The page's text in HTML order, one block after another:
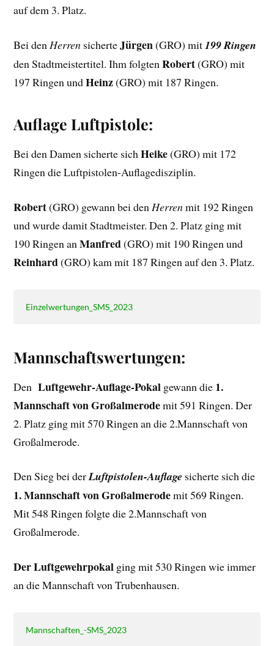
auf dem 3. Platz.
Bei den Herren sicherteJürgen(GRO) mit199 Ringen
den Stadtmeistertitel. Ihm folgtenRobert(GRO) mit
197 Ringen undHeinz(GRO) mit 187 Ringen.
Auflage Luftpistole:
Bei den Damen sicherte sichHeike(GRO) mit 172
Ringen die Luftpistolen-Auflagedisziplin.
Robert(GRO) gewann bei den Herrenmit 192 Ringen
und wurde damit Stadtmeister. Den 2. Platz ging mit
190 Ringen anManfred(GRO) mit 190 Ringen und
Reinhard(GRO) kam mit 187 Ringen auf den 3. Platz.
Einzelwertungen_SMS_2023
Mannschaftswertungen:
DenLuftgewehr-Auflage-Pokal gewann die 1.
Mannschaft von Großalmerodemit 591 Ringen. Der
2. Platz ging mit 570 Ringen an die 2.Mannschaft von
Großalmerode.
Den Sieg bei derLuftpistolen-Auflage sicherte sich die
1. Mannschaft von Großalmerodemit 569 Ringen.
Mit 548 Ringen folgte die 2.Mannschaft von
Großalmerode.
Der Luftgewehrpokal ging mit 530 Ringen wie immer
an die Mannschaft von Trubenhausen.
Mannschaften_-SMS_2023